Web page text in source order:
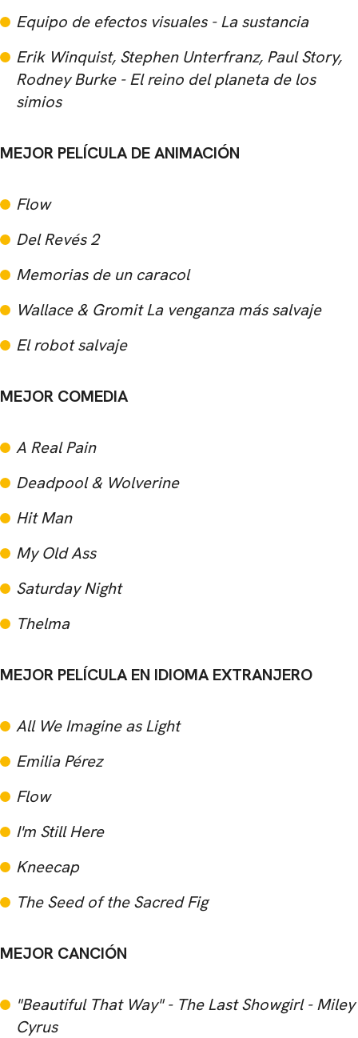
Equipo de efectos visuales - La sustancia
Erik Winquist, Stephen Unterfranz, Paul Story,
Rodney Burke - El reino del planeta de los
simios
MEJOR PELÍCULA DE ANIMACIÓN
Flow
Del Revés 2
Memorias de un caracol
Wallace & Gromit La venganza más salvaje
El robot salvaje
MEJOR COMEDIA
A Real Pain
Deadpool & Wolverine
Hit Man
My Old Ass
Saturday Night
Thelma
MEJOR PELÍCULA EN IDIOMA EXTRANJERO
All We Imagine as Light
Emilia Pérez
Flow
I'm Still Here
Kneecap
The Seed of the Sacred Fig
MEJOR CANCIÓN
"Beautiful That Way" - The Last Showgirl - Miley
Cyrus